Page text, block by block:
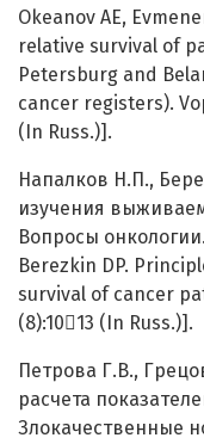
Okeanov AE,
relative survival of
Petersburg and
cancer registers).
(In Russ.)].
Напалков Н.П.,
изучения
Вопросы
Berezkin DP.
survival of cancer
(8):1013 (In Russ.)].
Петрова Г.В.,
расчета
Злокачественные